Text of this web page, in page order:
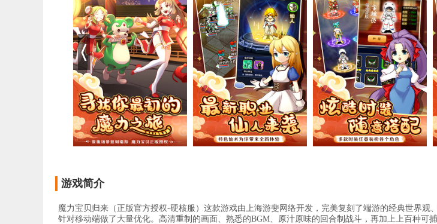
游戏简介
魔力宝贝归来（正版官方授权-硬核服）这款游戏由上海游斐网络开发，完美复刻了端游的经典世界观
针对移动端做了大量优化。高清重制的画面、熟悉的BGM、原汁原味的回合制战斗，再加上上百种可